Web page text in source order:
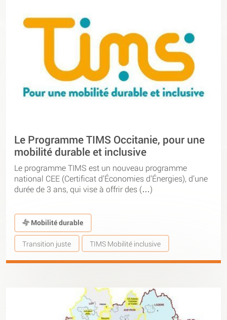
Le Programme TIMS Occitanie, pour une
mobilité durable et inclusive
Le programme TIMS est un nouveau programme
national CEE (Certificat d’Économies d’Énergies), d’une
durée de 3 ans, qui vise à offrir des (…)
Mobilité durable
Transition juste TIMS Mobilité inclusive